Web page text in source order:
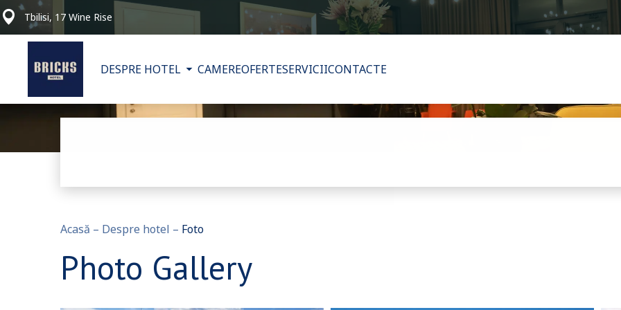
Tbilisi, 17 Wine Rise
DESPRE HOTEL CAMEREOFERTESERVICIICONTACTE
Acasă – Despre hotel – Foto
Photo Gallery